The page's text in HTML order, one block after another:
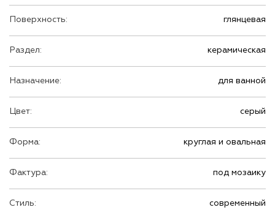
Поверхность: глянцевая
Раздел: керамическая
Назначение: для ванной
Цвет: серый
Форма: круглая и овальная
Фактура: под мозаику
Стиль: современный